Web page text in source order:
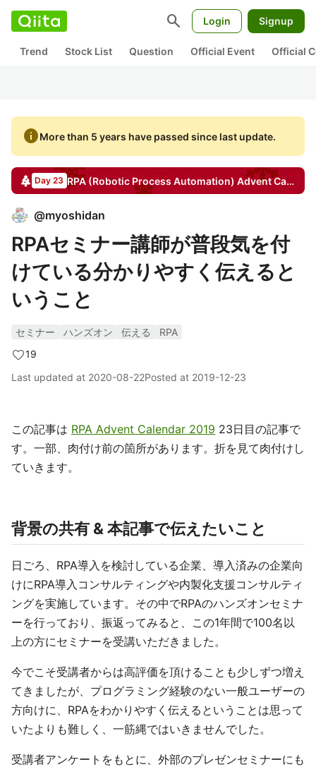
search Login Signup
Trend Stock List Question Official Event Official
infoMore than 5 years have passed since last update.
Day 23 RPA (Robotic Process Automation) Advent Calendar
@myoshidan
RPAセミナー講師が普段気を付
けている分かりやすく伝えると
いうこと
セミナー ハンズオン 伝える
RPA
19
Last updated at 2020-08-22Posted at 2019-12-23
この記事は RPA Advent Calendar 2019 23日目の記事で
す。一部、肉付け前の箇所があります。折を見て肉付けし
ていきます。
背景の共有 & 本記事で伝えたいこと
日ごろ、RPA導入を検討している企業、導入済みの企業向
けにRPA導入コンサルティングや内製化支援コンサルティ
ングを実施しています。その中でRPAのハンズオンセミナ
ーを行っており、振返ってみると、この1年間で100名以
上の方にセミナーを受講いただきました。
今でこそ受講者からは高評価を頂けることも少しずつ増え
てきましたが、プログラミング経験のない一般ユーザーの
方向けに、RPAをわかりやすく伝えるということは思って
いたよりも難しく、一筋縄ではいきませんでした。
受講者アンケートをもとに、外部のプレゼンセミナーにも